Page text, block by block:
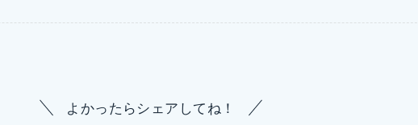
よかったらシェアしてね！